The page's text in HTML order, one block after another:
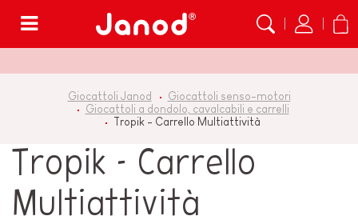
Giocattoli Janod
Giocattoli senso-motori
Giocattoli a dondolo, cavalcabili e carrelli
Tropik - Carrello Multiattività
Tropik - Carrello
Multiattività